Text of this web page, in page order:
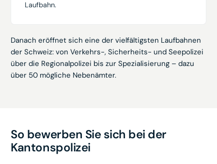
Laufbahn.
Danach eröffnet sich eine der vielfältigsten Laufbahnen
der Schweiz: von Verkehrs-, Sicherheits- und Seepolizei
über die Regionalpolizei bis zur Spezialisierung – dazu
über 50 mögliche Nebenämter.
So bewerben Sie sich bei der
Kantonspolizei